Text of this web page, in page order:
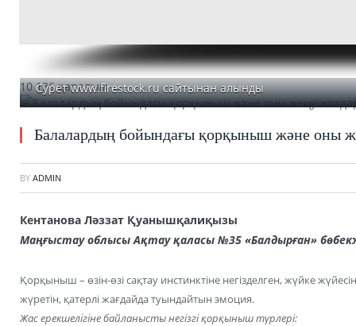
10 136 қаралым
Сурет www.firestock.ru сайтынан алынды
Балалардың бойындағы қорқыныш және оны
BY ADMIN
Кентанова Ләззат Қуанышқалиқызы
Маңғыстау облысы Ақтау қаласы №35 «Балдырған»
Қорқыныш – өзін-өзі сақтау инстинктіне негізделген, жүйке
жүретін, қатерлі жағдайда туындайтын эмоция.
Жас ерекшелігіне байланысты негізгі қорқыныш түрлері: